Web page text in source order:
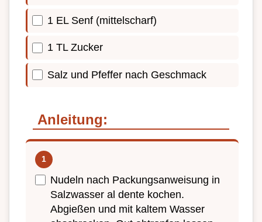
1 EL Senf (mittelscharf)
1 TL Zucker
Salz und Pfeffer nach Geschmack
Anleitung:
Nudeln nach Packungsanweisung in
Salzwasser al dente kochen.
Abgießen und mit kaltem Wasser